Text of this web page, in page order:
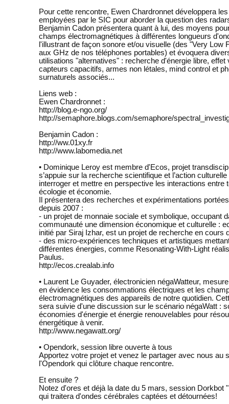
Pour cette rencontre, Ewen Chardronnet développera
employées par le SIC pour aborder la question des
Benjamin Cadon présentera quant à lui, des moyens
champs électromagnétiques à différentes longueurs
l'illustrant de façon sonore et/ou visuelle (des "Very Low
aux GHz de nos téléphones portables) et évoquera
utilisations "alternatives" : recherche d'énergie libre, effet
capteurs capacitifs, armes non létales, mind control et
surnaturels associés...
Liens web :
Ewen Chardronnet :
http://blog.e-ngo.org/
http://semaphore.blogs.com/semaphore/
Benjamin Cadon :
http://ww.01xy.fr
http://www.labomedia.net
• Dominique Leroy est membre d'Ecos, projet
s’appuie sur la recherche scientifique et l’action culturelle
interroger et mettre en perspective les interactions entre
écologie et économie.
Il présentera des recherches et expérimentations
depuis 2007 :
- un projet de monnaie sociale et symbolique, occupant
communauté une dimension économique et culturelle :
initié par Siraj Izhar, est un projet de recherche en cours
- des micro-expériences techniques et artistiques
différentes énergies, comme Resonating-With-Light
Paulus.
http://ecos.crealab.info
• Laurent Le Guyader, électronicien négaWatteur,
en évidence les consommations électriques et les
électromagnétiques des appareils de notre quotidien.
sera suivie d'une discussion sur le scénario négaWatt :
économies d'énergie et énergie renouvelables pour
énergétique à venir.
http://www.negawatt.org/
• Opendork, session libre ouverte à tous
Apportez votre projet et venez le partager avec nous au
l'Opendork qui clôture chaque rencontre.
Et ensuite ?
Notez d'ores et déjà la date du 5 mars, session Dorkbot
qui traitera d'ondes cérébrales captées et détournées!